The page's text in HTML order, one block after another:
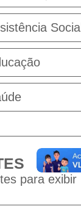
Social
para exibir